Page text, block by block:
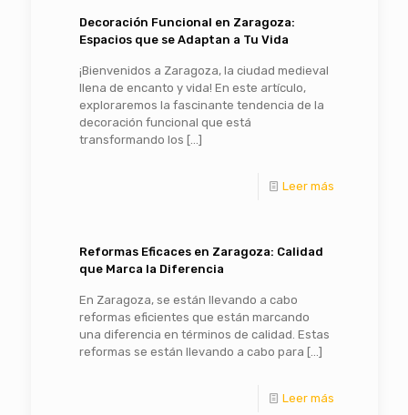
Decoración Funcional en Zaragoza:
Espacios que se Adaptan a Tu Vida
¡Bienvenidos a Zaragoza, la ciudad medieval
llena de encanto y vida! En este artículo,
exploraremos la fascinante tendencia de la
decoración funcional que está
transformando los […]
Leer más
Reformas Eficaces en Zaragoza: Calidad
que Marca la Diferencia
En Zaragoza, se están llevando a cabo
reformas eficientes que están marcando
una diferencia en términos de calidad. Estas
reformas se están llevando a cabo para […]
Leer más